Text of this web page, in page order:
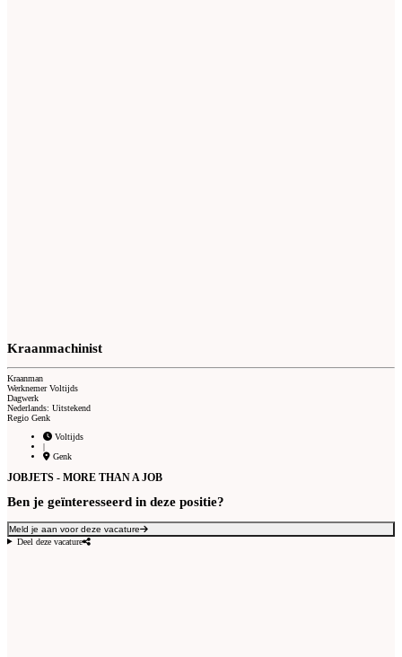
Kraanmachinist
Kraanman
Werknemer Voltijds
Dagwerk
Nederlands: Uitstekend
Regio Genk
Voltijds
|
Genk
JOBJETS - MORE THAN A JOB
Ben je geïnteresseerd in deze positie?
Meld je aan voor deze vacature
Deel deze vacature